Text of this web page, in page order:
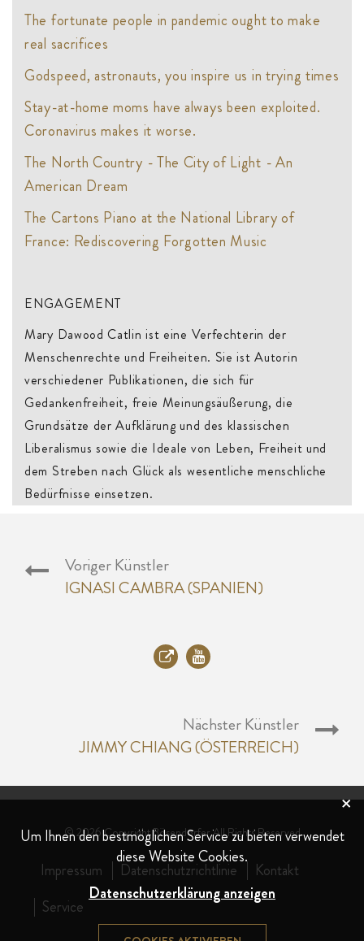
The fortunate people in pandemic ought to make
real sacrifices
Godspeed, astronauts, you inspire us in trying times
Stay-at-home moms have always been exploited.
Coronavirus makes it worse.
The North Country - The City of Light - An
American Dream
The Cartons Piano at the National Library of
France: Rediscovering Forgotten Music
ENGAGEMENT
Mary Dawood Catlin ist eine Verfechterin der
Menschenrechte und Freiheiten. Sie ist Autorin
verschiedener Publikationen, die sich für
Gedankenfreiheit, freie Meinungsäußerung, die
Grundsätze der Aufklärung und des klassischen
Liberalismus sowie die Ideale von Leben, Freiheit und
dem Streben nach Glück als wesentliche menschliche
Bedürfnisse einsetzen.
Voriger Künstler
IGNASI CAMBRA (SPANIEN)
Nächster Künstler
JIMMY CHIANG (ÖSTERREICH)
© 2026 Copyright Bösendorfer All Rights Reserved
Impressum Datenschutzrichtlinie
Kontakt
Service
×
Um Ihnen den bestmöglichen Service zu bieten verwendet
diese Website Cookies.
Datenschutzerklärung anzeigen